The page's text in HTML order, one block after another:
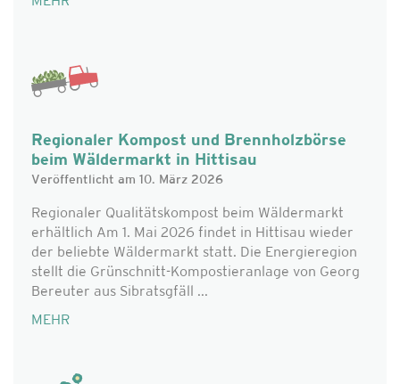
Regionaler Kompost und Brennholzbörse
beim Wäldermarkt in Hittisau
Veröffentlicht am 10. März 2026
Regionaler Qualitätskompost beim Wäldermarkt
erhältlich Am 1. Mai 2026 findet in Hittisau wieder
der beliebte Wäldermarkt statt. Die Energieregion
stellt die Grünschnitt-Kompostieranlage von Georg
Bereuter aus Sibratsgfäll ...
MEHR